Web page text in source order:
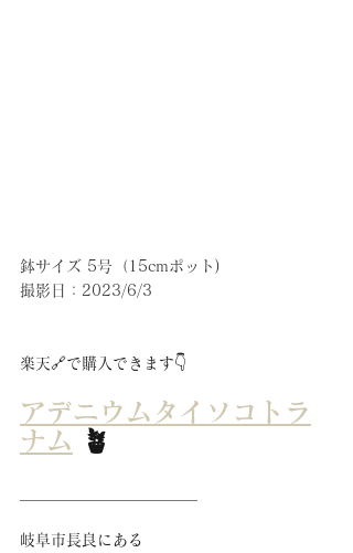
鉢サイズ 5号（15cmポット)
撮影日：2023/6/3
楽天🔗で購入できます👇
アデニウムタイソコトラ
ナム 🪴
岐阜市長良にある